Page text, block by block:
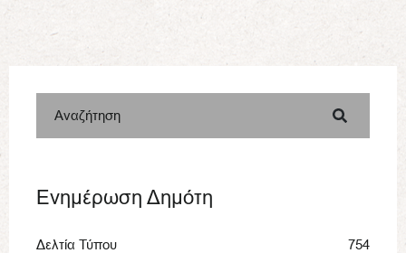
Αναζήτηση
Ενημέρωση Δημότη
Δελτία Τύπου 754